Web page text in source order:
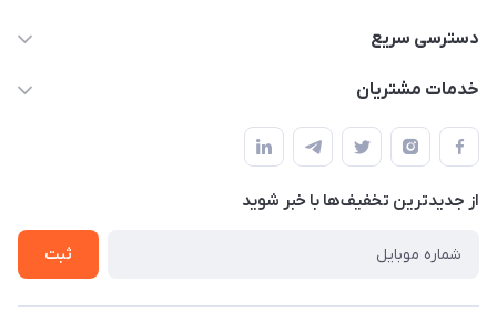
07154503736-09120986090
دسترسی سریع
حساب کاربری
درباره ما
تماس با ما
خدمات مشتریان
قوانین و مقررات
حفظ حریم شخصی
سوالات متداول
شرایط ارسال رایگان
از جدید‌ترین تخفیف‌ها با‌ خبر شوید
ثبت